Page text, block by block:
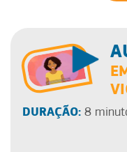
DURAÇÃO:8